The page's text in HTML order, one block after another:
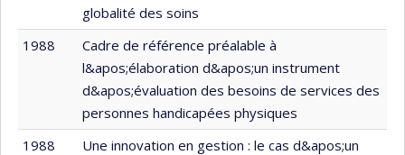
globalité des soins
1988
Cadre de référence préalable à
l&apos;élaboration d&apos;un instrument
d&apos;évaluation des besoins de services des
personnes handicapées physiques
1988
Une innovation en gestion : le cas d&apos;un